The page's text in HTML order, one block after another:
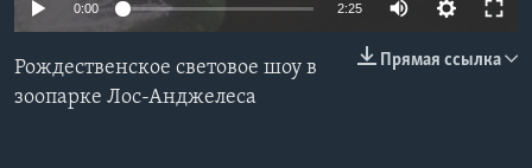
СОЦИАЛЬНЫЕ СЕТИ
0:00 2:25
Прямая ссылка
Рождественское световое шоу в
зоопарке Лос-Анджелеса